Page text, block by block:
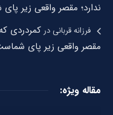
ندارد؛ مقصر واقعی زیر
فرزانه قربانیدرکمردردی
مقصر واقعی زیر پای
مقاله ویژه: